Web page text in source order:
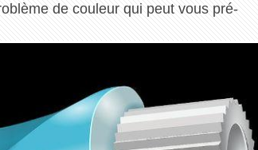
de couleur qui peut vous pré-